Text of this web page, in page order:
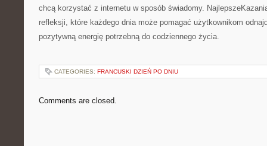
chcą korzystać z internetu w sposób świadomy.
refleksji, które każdego dnia może pomagać użytkownikom
pozytywną energię potrzebną do codziennego życia.
CATEGORIES: FRANCUSKI DZIEŃ PO DNIU
Comments are closed.